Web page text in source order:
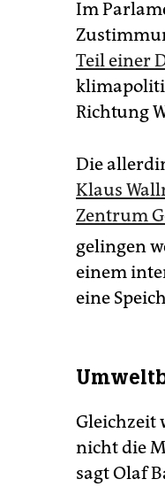
Im
Teil einer
Richtung
Die
Klaus
Zentrum
gelingen
einem
eine
Gleichzeit
nicht die
sagt Olaf